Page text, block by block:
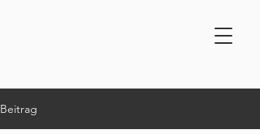
Beitrag